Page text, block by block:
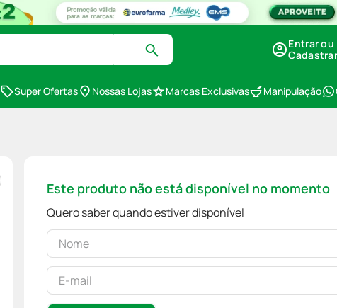
Entrar ou
Cadastrar
Super Ofertas Nossas Lojas Marcas Exclusivas Manipulação
Este produto não está disponível no momento
Quero saber quando estiver disponível